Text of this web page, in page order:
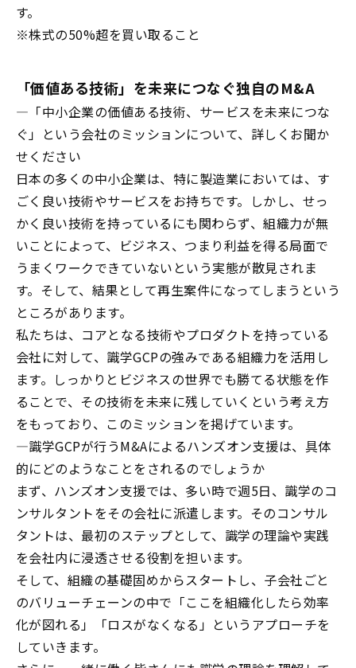
す。
※株式の50%超を買い取ること
「価値ある技術」を未来につなぐ独自のM&A
― 「中小企業の価値ある技術、サービスを未来につな
ぐ」という会社のミッションについて、詳しくお聞か
せください
日本の多くの中小企業は、特に製造業においては、す
ごく良い技術やサービスをお持ちです。しかし、せっ
かく良い技術を持っているにも関わらず、組織力が無
いことによって、ビジネス、つまり利益を得る局面で
うまくワークできていないという実態が散見されま
す。そして、結果として再生案件になってしまうという
ところがあります。
私たちは、コアとなる技術やプロダクトを持っている
会社に対して、識学GCPの強みである組織力を活用し
ます。しっかりとビジネスの世界でも勝てる状態を作
ることで、その技術を未来に残していくという考え方
をもっており、このミッションを掲げています。
―識学GCPが行うM&Aによるハンズオン支援は、具体
的にどのようなことをされるのでしょうか
まず、ハンズオン支援では、多い時で週5日、識学のコ
ンサルタントをその会社に派遣します。そのコンサル
タントは、最初のステップとして、識学の理論や実践
を会社内に浸透させる役割を担います。
そして、組織の基礎固めからスタートし、子会社ごと
のバリューチェーンの中で「ここを組織化したら効率
化が図れる」「ロスがなくなる」というアプローチを
していきます。